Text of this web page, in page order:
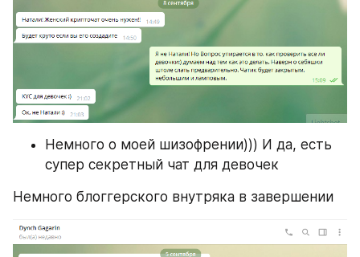
Немного о моей шизофрении))) И да, есть
супер секретный чат для девочек
Немного блоггерского внутряка в завершении